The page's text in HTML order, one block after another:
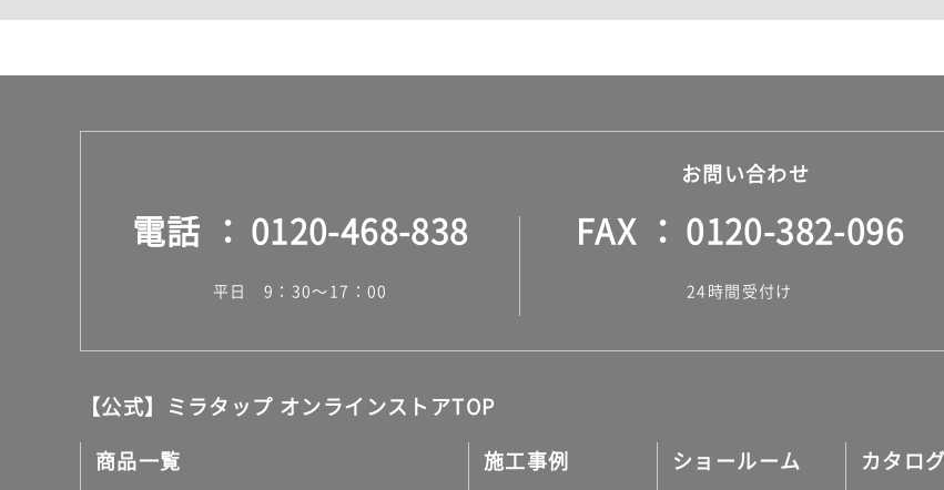
ランドリールーム
タイル
外壁タイル
洗面台タイル
屋内床タイル
テラコッタ調タイル
お問い合わせ
電話 0120-468-838
平日 9：30～17：00
FAX 0120-382-096
24時間受付け
【公式】ミラタップ オンラインストアTOP
商品一覧
施工事例 ショールーム カタログ